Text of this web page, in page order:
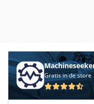
Gratis in de store